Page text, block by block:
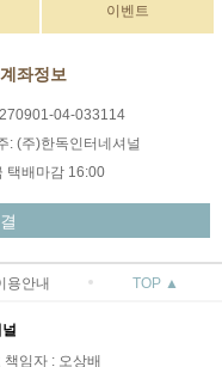
이벤트
좌정보
04-033114
: (주)한독인터네셔널
택배마감 16:00
용안내 TOP ▲
임자 : 오상배